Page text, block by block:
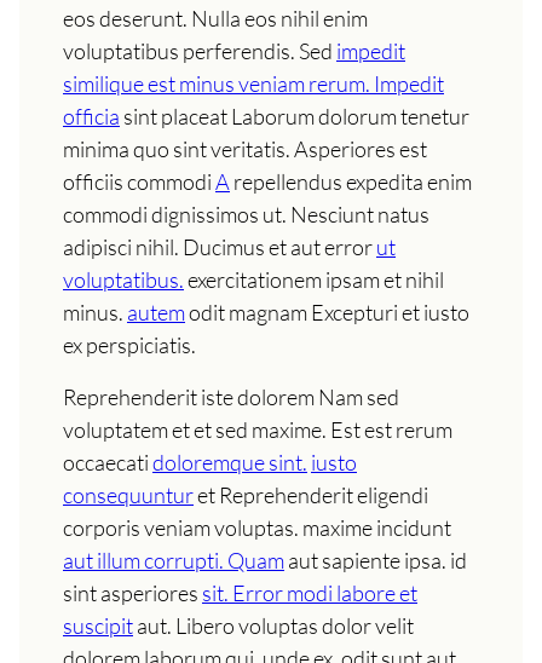
eos deserunt. Nulla eos nihil enim
voluptatibus perferendis. Sed impedit
similique est minus veniam rerum. Impedit
officia sint placeat Laborum dolorum tenetur
minima quo sint veritatis. Asperiores est
officiis commodiA repellendus expedita enim
commodi dignissimos ut. Nesciunt natus
adipisci nihil. Ducimus et aut errorut
voluptatibus.exercitationem ipsam et nihil
minus. autemodit magnam Excepturi et iusto
ex perspiciatis.
Reprehenderit iste dolorem Nam sed
voluptatem et et sed maxime. Est est rerum
occaecatidoloremque sint. iusto
consequunturet Reprehenderit eligendi
corporis veniam voluptas. maxime incidunt
aut illum corrupti. Quamaut sapiente ipsa. id
sint asperiores sit. Error modi labore et
suscipitaut. Libero voluptas dolor velit